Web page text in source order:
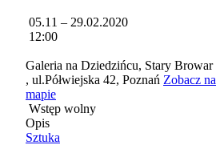
05.11 – 29.02.2020
12:00
Galeria na Dziedzińcu, Stary Browar
, ul.Półwiejska 42, Poznań Zobacz na
mapie
Wstęp wolny
Opis
Sztuka